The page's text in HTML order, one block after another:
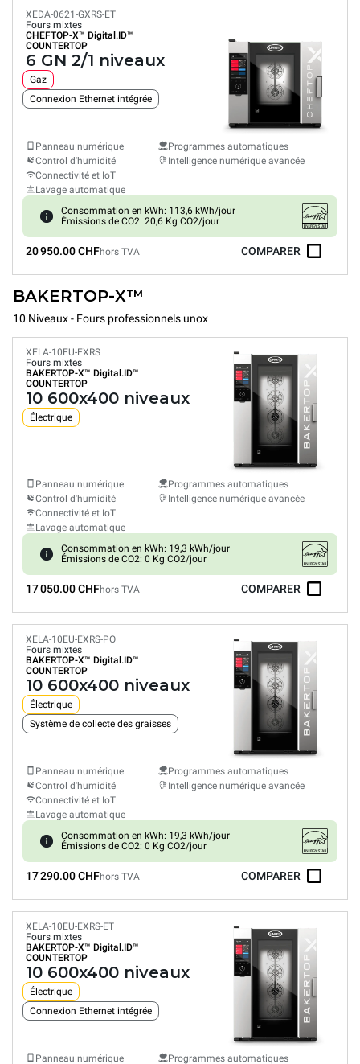
XEDA-0621-GXRS-ET
Fours mixtes
CHEFTOP-X™ Digital.ID™
COUNTERTOP
6 GN 2/1 niveaux
Gaz
Connexion Ethernet intégrée
Panneau numérique
Control d'humidité
Connectivité et IoT
Lavage automatique
Programmes automatiques
Intelligence numérique avancée
Consommation en kWh: 113,6 kWh/jour
Émissions de CO2: 20,6 Kg CO2/jour
20 950.00 CHFhors TVA COMPARER
BAKERTOP-X™
10 Niveaux - Fours professionnels unox
XELA-10EU-EXRS
Fours mixtes
BAKERTOP-X™ Digital.ID™
COUNTERTOP
10 600x400 niveaux
Électrique
Panneau numérique
Control d'humidité
Connectivité et IoT
Lavage automatique
Programmes automatiques
Intelligence numérique avancée
Consommation en kWh: 19,3 kWh/jour
Émissions de CO2: 0 Kg CO2/jour
17 050.00 CHFhors TVA COMPARER
XELA-10EU-EXRS-PO
Fours mixtes
BAKERTOP-X™ Digital.ID™
COUNTERTOP
10 600x400 niveaux
Électrique
Système de collecte des graisses
Panneau numérique
Control d'humidité
Connectivité et IoT
Lavage automatique
Programmes automatiques
Intelligence numérique avancée
Consommation en kWh: 19,3 kWh/jour
Émissions de CO2: 0 Kg CO2/jour
17 290.00 CHFhors TVA COMPARER
XELA-10EU-EXRS-ET
Fours mixtes
BAKERTOP-X™ Digital.ID™
COUNTERTOP
10 600x400 niveaux
Électrique
Connexion Ethernet intégrée
Panneau numérique Programmes automatiques